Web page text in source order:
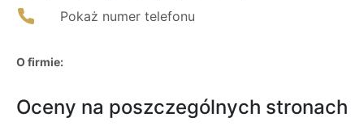
Pokaż numer telefonu
O firmie:
Oceny na poszczególnych stronach